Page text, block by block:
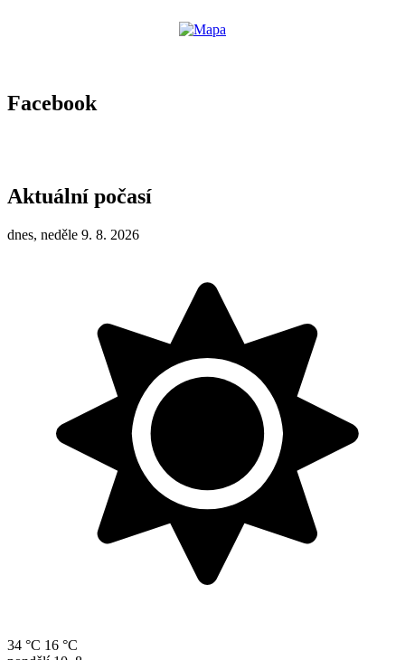
Facebook
Aktuální počasí
dnes, neděle 9. 8. 2026
34 °C 16 °C